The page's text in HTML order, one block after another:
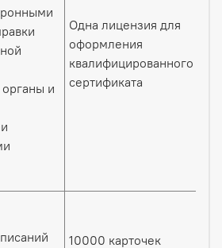
и
Одна лицензия для
оформления
квалифицированного
сертификата
10000 карточек